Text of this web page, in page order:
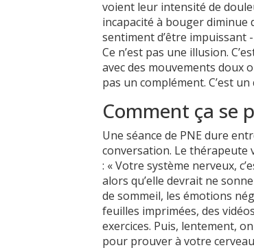
voient leur intensité de
incapacité à bouger diminue
sentiment d’être impuissant
Ce n’est pas une illusion.
avec des mouvements doux
pas un complément. C’est un
Comment ça se
Une séance de PNE dure
conversation. Le thérapeute
: « Votre système nerveux,
alors qu’elle devrait ne
de sommeil, les émotions
feuilles imprimées, des
exercices. Puis, lentement,
pour prouver à votre